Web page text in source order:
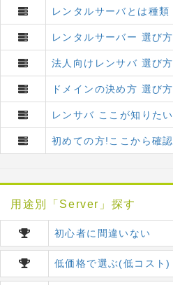
レンタルサーバとは種類
レンタルサーバー 選び方
法人向けレンサバ 選び方
ドメインの決め方 選び方
レンサバ ここが知りたい
初めての方!ここから確認
用途別「Server」探す
初心者に間違いない
低価格で選ぶ(低コスト)